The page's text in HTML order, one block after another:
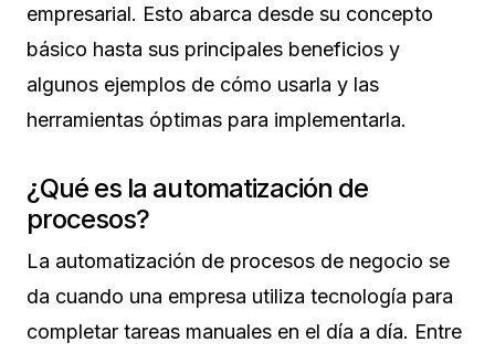
empresarial. Esto abarca desde su concepto
básico hasta sus principales beneficios y
algunos ejemplos de cómo usarla y las
herramientas óptimas para implementarla.
¿Qué es la automatización de
procesos?
La automatización de procesos de negocio se
da cuando una empresa utiliza tecnología para
completar tareas manuales en el día a día. Entre